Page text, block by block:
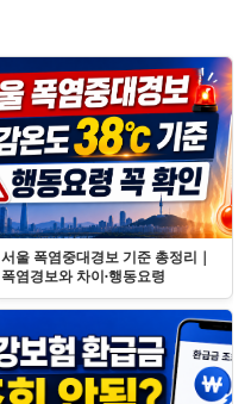
서울 폭염중대경보 기준 총정리｜
폭염경보와 차이·행동요령